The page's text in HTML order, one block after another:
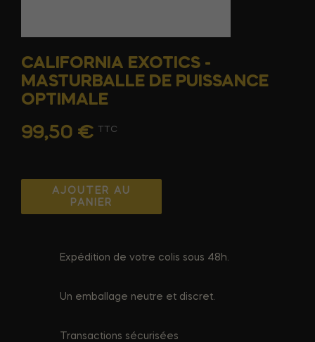
CALIFORNIA EXOTICS -
MASTURBALLE DE PUISSANCE
OPTIMALE
99,50 € TTC
AJOUTER AU
PANIER
Expédition de votre colis sous 48h.
Un emballage neutre et discret.
Transactions sécurisées